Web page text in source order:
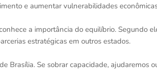
e aumentar vulnerabilidades
a importância do equilíbrio. Segundo
estratégicas em outros estados.
Brasília. Se sobrar capacidade, ajudaremos